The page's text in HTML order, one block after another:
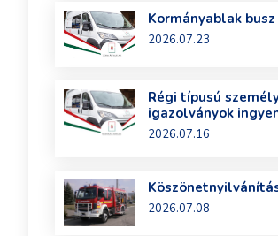
Kormányablak
2026.07.23
Régi típusú
igazolványok
2026.07.16
2026.07.08